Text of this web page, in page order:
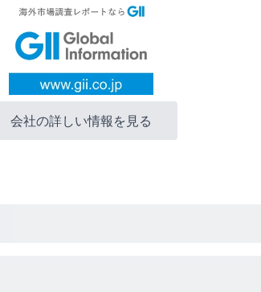
会社の詳しい情報を見る